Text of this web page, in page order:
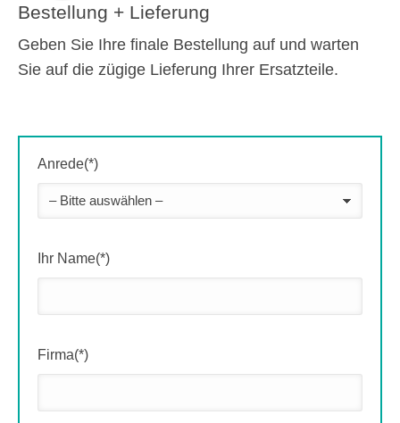
Bestellung + Lieferung
Geben Sie Ihre finale Bestellung auf und warten
Sie auf die zügige Lieferung Ihrer Ersatzteile.
Anrede(*)
Ihr Name(*)
Firma(*)